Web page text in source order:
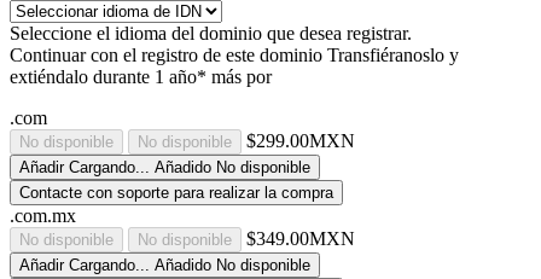
Seleccione el idioma del dominio que desea registrar.
Continuar con el registro de este dominio Transfiéranoslo y
extiéndalo durante 1 año* más por
.com
No disponible No disponible $299.00MXN
Añadir Cargando... Añadido No disponible
Contacte con soporte para realizar la compra
.com.mx
No disponible No disponible $349.00MXN
Añadir Cargando... Añadido No disponible